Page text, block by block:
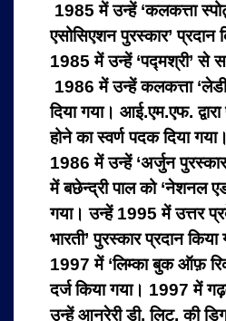
1985 में उन्हें ‘कलकत्ता
एसोसिएशन पुरस्कार’ प्रदान
1985 में उन्हें ‘पद्मश्री’ से
1986 में उन्हें कलकत्ता
दिया गया। आई.एम.एफ. द्वारा
होने का स्वर्ण पदक दिया गया।
1986 में उन्हें ‘अर्जुन
में बछेन्द्री पाल को ‘नेशनल
गया।उन्हें 1995 में उत्तर
भारती’ पुरस्कार प्रदान किया
1997 में ‘लिम्का बुक ऑफ़
दर्ज किया गया। 1997 में
उन्हें आनरेरी डी. लिट. की